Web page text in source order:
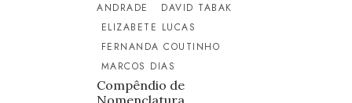
ANDRADE
DAVID TABAK
ELIZABETE LUCAS
FERNANDA COUTINHO
MARCOS DIAS
Compêndio de